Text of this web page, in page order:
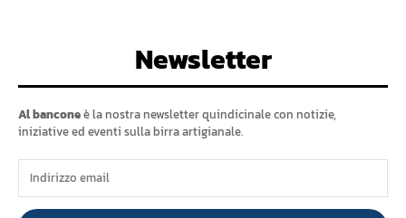
Newsletter
Al banconeè la nostra newsletter quindicinale con notizie,
iniziative ed eventi sulla birra artigianale.